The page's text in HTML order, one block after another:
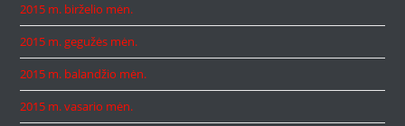
2015 m. birželio mėn.
2015 m. gegužės mėn.
2015 m. balandžio mėn.
2015 m. vasario mėn.